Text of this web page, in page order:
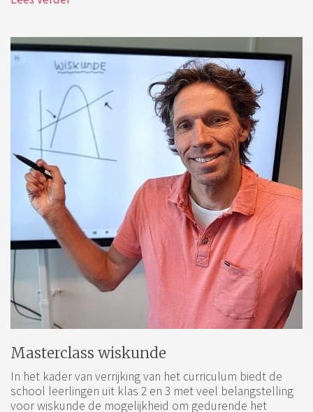
Masterclass wiskunde
In het kader van verrijking van het curriculum biedt de
school leerlingen uit klas 2 en 3 met veel belangstelling
voor wiskunde de mogelijkheid om gedurende het